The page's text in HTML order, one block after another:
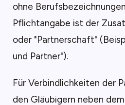
ohne
Pflichtangabe ist der
oder "Partnerschaft"
und Partner").
Für Verbindlichkeiten der
den Gläubigern neben